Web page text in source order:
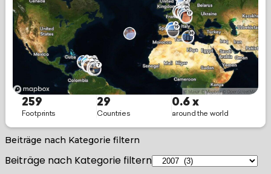
Beiträge nach Kategorie filtern
Beiträge nach Kategorie filtern